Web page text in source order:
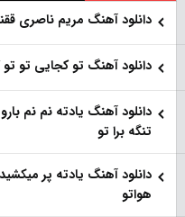
دانلود آهنگ مریم ناصری
دانلود آهنگ تو کجایی تو
دانلود آهنگ یادته نم نم
تنگه برا تو
دانلود آهنگ یادته پر
هواتو